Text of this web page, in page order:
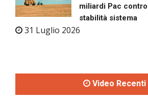
miliardi Pac
stabilità sistema
31 Luglio 2026
Video Recenti